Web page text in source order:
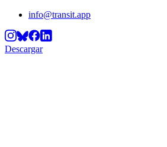
info@transit.app
Descargar